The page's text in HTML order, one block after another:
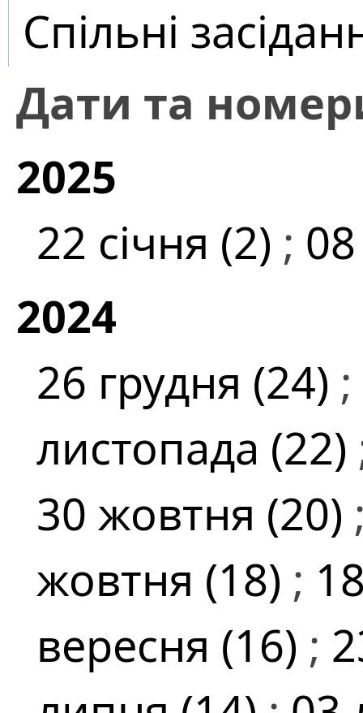
Спільні
Дати та
2025
22 січня (2) ;
2024
26 грудня (24) ;
листопада (22)
30 жовтня (20)
жовтня (18) ;
вересня (16) ;